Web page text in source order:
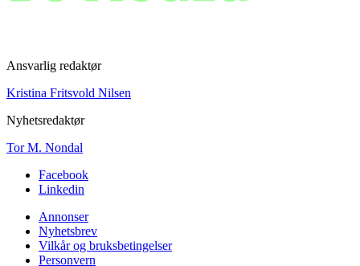
Ansvarlig redaktør
Kristina Fritsvold Nilsen
Nyhetsredaktør
Tor M. Nondal
Facebook
Linkedin
Annonser
Nyhetsbrev
Vilkår og bruksbetingelser
Personvern